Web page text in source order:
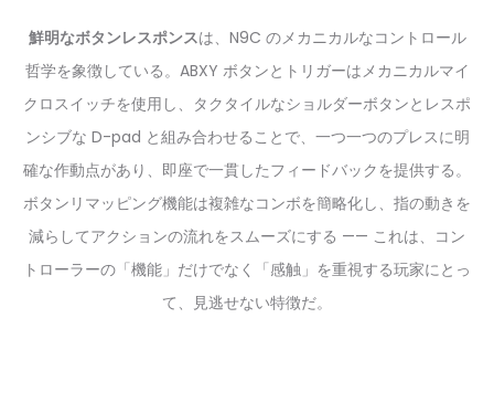
鮮明なボタンレスポンスは、N9C のメカニカルなコントロール
哲学を象徴している。ABXY ボタンとトリガーはメカニカルマイ
クロスイッチを使用し、タクタイルなショルダーボタンとレスポ
ンシブな D-pad と組み合わせることで、一つ一つのプレスに明
確な作動点があり、即座で一貫したフィードバックを提供する。
ボタンリマッピング機能は複雑なコンボを簡略化し、指の動きを
減らしてアクションの流れをスムーズにする —— これは、コン
トローラーの「機能」だけでなく「感触」を重視する玩家にとっ
て、見逃せない特徴だ。